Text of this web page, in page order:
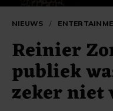
NIEUWS /
Reinier
publiek
zeker niet